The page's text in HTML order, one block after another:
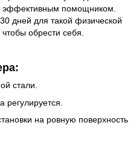
эффективным помощником.
дней для такой физической
обрести себя.
стали.
регулируется.
на ровную поверхность